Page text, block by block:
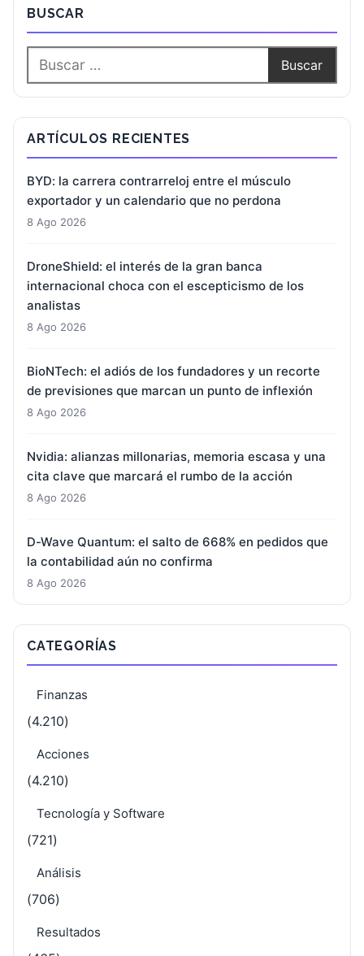
BUSCAR
ARTÍCULOS RECIENTES
BYD: la carrera contrarreloj entre el músculo
exportador y un calendario que no perdona
8 Ago 2026
DroneShield: el interés de la gran banca
internacional choca con el escepticismo de los
analistas
8 Ago 2026
BioNTech: el adiós de los fundadores y un recorte
de previsiones que marcan un punto de inflexión
8 Ago 2026
Nvidia: alianzas millonarias, memoria escasa y una
cita clave que marcará el rumbo de la acción
8 Ago 2026
D-Wave Quantum: el salto de 668% en pedidos que
la contabilidad aún no confirma
8 Ago 2026
CATEGORÍAS
Finanzas
(4.210)
Acciones
(4.210)
Tecnología y Software
(721)
Análisis
(706)
Resultados